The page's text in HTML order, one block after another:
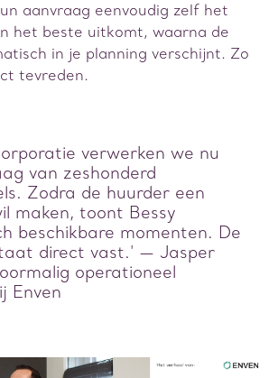
aanvraag eenvoudig zelf het
het beste uitkomt, waarna de
in je planning verschijnt. Zo
tevreden.
verwerken we nu
van zeshonderd
Zodra de huurder een
maken, toont Bessy
beschikbare momenten. De
direct vast.' — Jasper
operationeel
Enven